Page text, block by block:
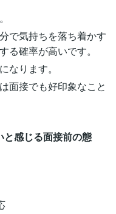
で気持ちを落ち着かす
る確率が高いです。
なります。
面接でも好印象なこと
と感じる面接前の態